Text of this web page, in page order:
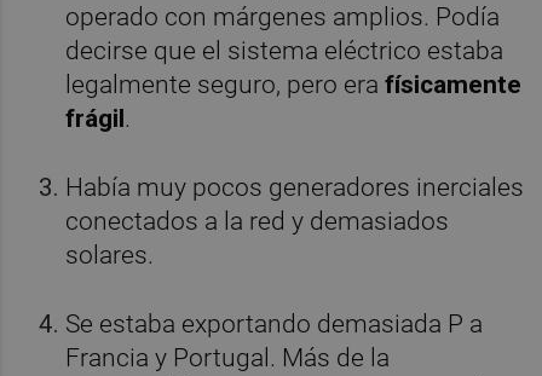
operado con márgenes amplios. Podía
decirse que el sistema eléctrico estaba
legalmente seguro, pero era físicamente
frágil.
Había muy pocos generadores inerciales
conectados a la red y demasiados
solares.
Se estaba exportando demasiada P a
Francia y Portugal. Más de la